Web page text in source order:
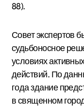
88).
Совет экспертов
судьбоносное
условиях
действий. По
года здание
в священном